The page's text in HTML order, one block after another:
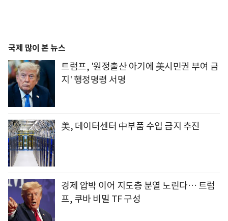
국제 많이 본 뉴스
트럼프, '원정출산 아기에 美시민권 부여 금
지' 행정명령 서명
美, 데이터센터 中부품 수입 금지 추진
경제 압박 이어 지도층 분열 노린다… 트럼
프, 쿠바 비밀 TF 구성